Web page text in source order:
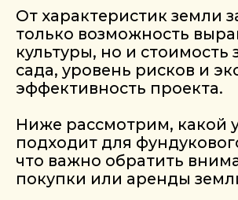
Для выращивания фундука подходит
земельный участок со следующими
базовыми характеристиками:
почвы не щелочные и не сильно
закисленные;
отсутствие длительных
подтоплений;
уровень грунтовых вод не выше
2 метров;
ОСНОВНЫЕ ТРЕБОВАНИЯ
К УЧАСТКУ ДЛЯ САДА ФУНДУКА